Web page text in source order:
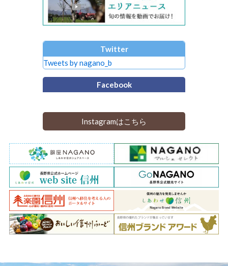
Twitter
Tweets by nagano_b
Facebook
Instagramはこちら